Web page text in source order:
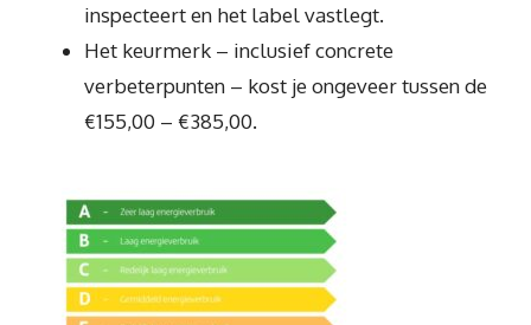
inspecteert en het label vastlegt.
Het keurmerk – inclusief concrete
verbeterpunten – kost je ongeveer tussen de
€155,00 – €385,00.